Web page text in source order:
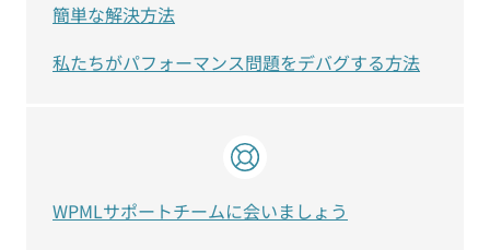
簡単な解決方法
私たちがパフォーマンス問題をデバグする方法
WPMLサポートチームに会いましょう